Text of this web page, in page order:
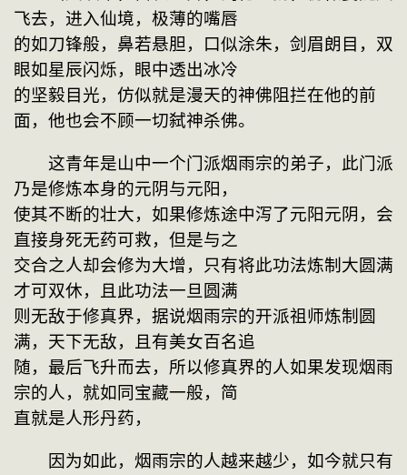
飞去，进入仙境，极薄的嘴唇
的如刀锋般，鼻若悬胆，口似涂朱，剑眉朗目，双
眼如星辰闪烁，眼中透出冰冷
的坚毅目光，仿似就是漫天的神佛阻拦在他的前
面，他也会不顾一切弑神杀佛。
这青年是山中一个门派烟雨宗的弟子，此门派
乃是修炼本身的元阴与元阳，
使其不断的壮大，如果修炼途中泻了元阳元阴，会
直接身死无药可救，但是与之
交合之人却会修为大增，只有将此功法炼制大圆满
才可双休，且此功法一旦圆满
则无敌于修真界，据说烟雨宗的开派祖师炼制圆
满，天下无敌，且有美女百名追
随，最后飞升而去，所以修真界的人如果发现烟雨
宗的人，就如同宝藏一般，简
直就是人形丹药，
因为如此，烟雨宗的人越来越少，如今就只有